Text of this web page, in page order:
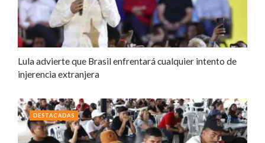
Lula advierte que Brasil enfrentará cualquier intento de
injerencia extranjera
DESTACADAS